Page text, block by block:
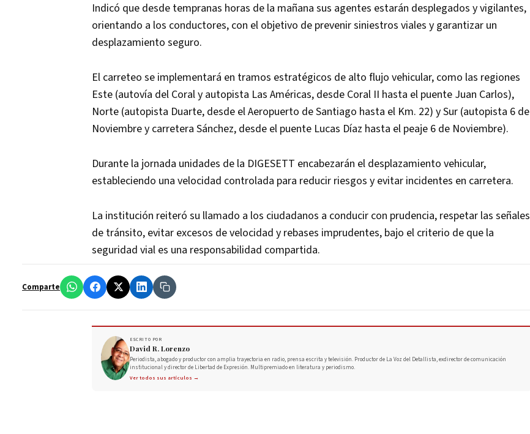
Indicó que desde tempranas horas de la mañana sus agentes estarán desplegados y vigilantes,
orientando a los conductores, con el objetivo de prevenir siniestros viales y garantizar un
desplazamiento seguro.
El carreteo se implementará en tramos estratégicos de alto flujo vehicular, como las regiones
Este (autovía del Coral y autopista Las Américas, desde Coral II hasta el puente Juan Carlos),
Norte (autopista Duarte, desde el Aeropuerto de Santiago hasta el Km. 22) y Sur (autopista 6 de
Noviembre y carretera Sánchez, desde el puente Lucas Díaz hasta el peaje 6 de Noviembre).
Durante la jornada unidades de la DIGESETT encabezarán el desplazamiento vehicular,
estableciendo una velocidad controlada para reducir riesgos y evitar incidentes en carretera.
La institución reiteró su llamado a los ciudadanos a conducir con prudencia, respetar las señales
de tránsito, evitar excesos de velocidad y rebases imprudentes, bajo el criterio de que la
seguridad vial es una responsabilidad compartida.
Comparte
ESCRITO POR
David R. Lorenzo
Periodista, abogado y productor con amplia trayectoria en radio, prensa escrita y televisión. Productor de La Voz del Detallista, exdirector de comunicación
institucional y director de Libertad de Expresión. Multipremiado en literatura y periodismo.
Ver todos sus artículos →